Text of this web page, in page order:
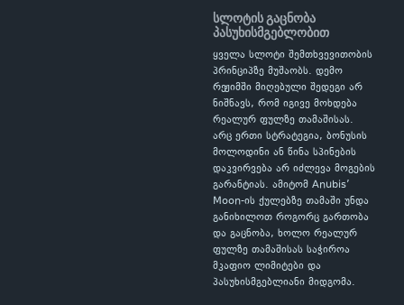
სლოტის გაცნობა
პასუხისმგებლობით
ყველა სლოტი შემთხვევითობის
პრინციპზე მუშაობს. დემო
რეჟიმში მიღებული შედეგი არ
ნიშნავს, რომ იგივე მოხდება
რეალურ ფულზე თამაშისას.
არც ერთი სტრატეგია, ბონუსის
მოლოდინი ან წინა სპინების
დაკვირვება არ იძლევა მოგების
გარანტიას. ამიტომ Anubis’
Moon-ის ქულებზე თამაში უნდა
განიხილოთ როგორც გართობა
და გაცნობა, ხოლო რეალურ
ფულზე თამაშისას საჭიროა
მკაფიო ლიმიტები და
პასუხისმგებლიანი მიდგომა.